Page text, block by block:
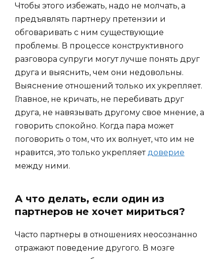
Чтобы этого избежать, надо не молчать, а
предъявлять партнеру претензии и
обговаривать с ним существующие
проблемы. В процессе конструктивного
разговора супруги могут лучше понять друг
друга и выяснить, чем они недовольны.
Выяснение отношений только их укрепляет.
Главное, не кричать, не перебивать друг
друга, не навязывать другому свое мнение, а
говорить спокойно. Когда пара может
поговорить о том, что их волнует, что им не
нравится, это только укрепляет доверие
между ними.
А что делать, если один из
партнеров не хочет мириться?
Часто партнеры в отношениях неосознанно
отражают поведение другого. В мозге